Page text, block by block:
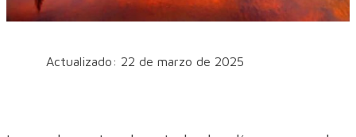
Actualizado: 22 de marzo de 2025